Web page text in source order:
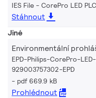
IES File - CorePro LED
Stáhnout
Jiné
Environmentální
EPD-Philips-CorePro-
929003757302-EPD
pdf 669.9 kB
Prohlédnout